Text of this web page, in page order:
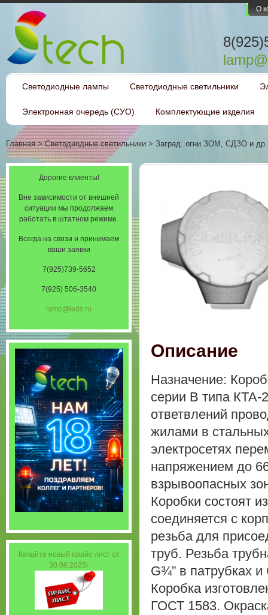
О
Светодиодные лампы Светодиодные светильники
Электронная очередь (СУО) Комплектующие изделия
Главная>Светодиодные светильники > Заград. огни ЗОМ, СДЗО и др.
Описание
Назначение:
серии В типа КТА-
ответвлений
жилами в
электросетях
напряжением до
взрывоопасных
Коробки состоят
соединяется с
резьба для
труб. Резьба
G¾” в патрубках
Коробка
ГОСТ 1583.
Дорогие клиенты!
Вне зависимости от внешней
ситуации мы продолжаем
работать в штатном режиме.
Всегда на связи и принимаем
ваши заявки
7(925)739-5652
7(925) 506-3540
lamp@leds.ru
Качайте новый прайс-лист от
30.06.2025г